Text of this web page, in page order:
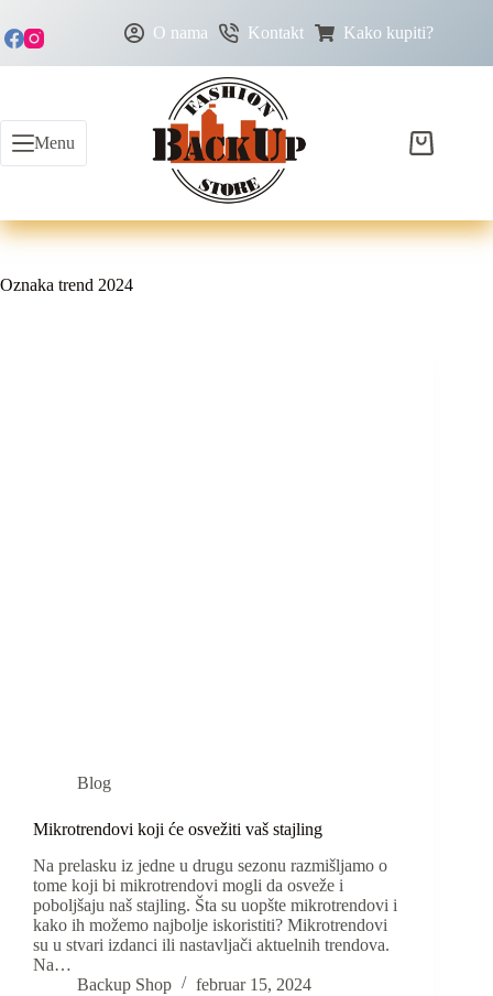
O nama Kontakt Kako kupiti?
Menu
Oznaka trend 2024
Blog
Mikrotrendovi koji će osvežiti vaš stajling
Na prelasku iz jedne u drugu sezonu razmišljamo o
tome koji bi mikrotrendovi mogli da osveže i
poboljšaju naš stajling. Šta su uopšte mikrotrendovi i
kako ih možemo najbolje iskoristiti? Mikrotrendovi
su u stvari izdanci ili nastavljači aktuelnih trendova.
Na…
Backup Shop
februar 15, 2024